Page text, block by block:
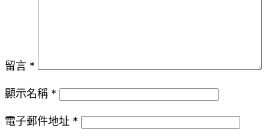
留言 *
顯示名稱 *
電子郵件地址 *